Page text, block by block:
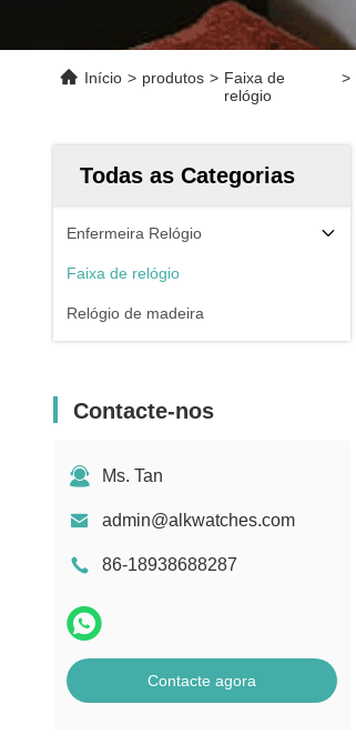
Início > produtos > Faixa de
relógio
>
Todas as Categorias
Enfermeira Relógio
Faixa de relógio
Relógio de madeira
Contacte-nos
Ms. Tan
admin@alkwatches.com
86-18938688287
Contacte agora